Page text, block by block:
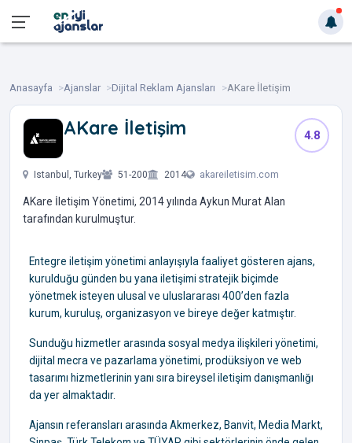
Anasayfa Ajanslar Dijital Reklam Ajansları AKare İletişim
AKare İletişim 4.8
Istanbul, Turkey 51-200 2014 akareiletisim.com
AKare İletişim Yönetimi, 2014 yılında Aykun Murat Alan
tarafından kurulmuştur.
Entegre iletişim yönetimi anlayışıyla faaliyet gösteren ajans,
kurulduğu günden bu yana iletişimi stratejik biçimde
yönetmek isteyen ulusal ve uluslararası 400’den fazla
kurum, kuruluş, organizasyon ve bireye değer katmıştır.
Sunduğu hizmetler arasında sosyal medya ilişkileri yönetimi,
dijital mecra ve pazarlama yönetimi, prodüksiyon ve web
tasarımı hizmetlerinin yanı sıra bireysel iletişim danışmanlığı
da yer almaktadır.
Ajansın referansları arasında Akmerkez, Banvit, Media Markt,